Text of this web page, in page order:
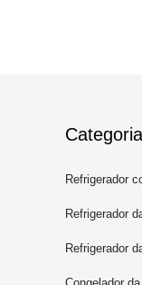
Refrigerador
exposição
Refrigerador
bolo
Refrigerador
chocolate